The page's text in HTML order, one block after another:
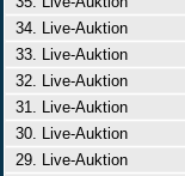
34. Live-Auktion
33. Live-Auktion
32. Live-Auktion
31. Live-Auktion
30. Live-Auktion
29. Live-Auktion